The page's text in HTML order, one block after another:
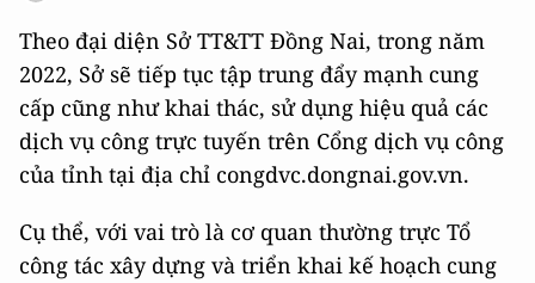
Theo đại diện Sở TT&TT Đồng Nai, trong năm
2022, Sở sẽ tiếp tục tập trung đẩy mạnh cung
cấp cũng như khai thác, sử dụng hiệu quả các
dịch vụ công trực tuyến trên Cổng dịch vụ công
của tỉnh tại địa chỉ congdvc.dongnai.gov.vn.
Cụ thể, với vai trò là cơ quan thường trực Tổ
công tác xây dựng và triển khai kế hoạch cung